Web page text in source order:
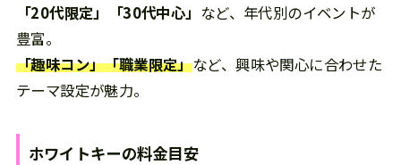
「20代限定」「30代中心」 など、年代別のイベントが
豊富。
「趣味コン」「職業限定」など、興味や関心に合わせた
テーマ設定が魅力。
ホワイトキーの料金目安